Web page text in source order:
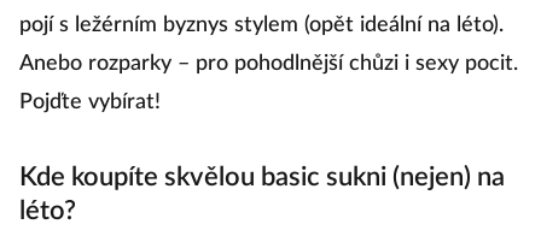
pojí s ležérním byznys stylem (opět ideální na léto).
Anebo rozparky – pro pohodlnější chůzi i sexy pocit.
Pojďte vybírat!
Kde koupíte skvělou basic sukni (nejen) na
léto?